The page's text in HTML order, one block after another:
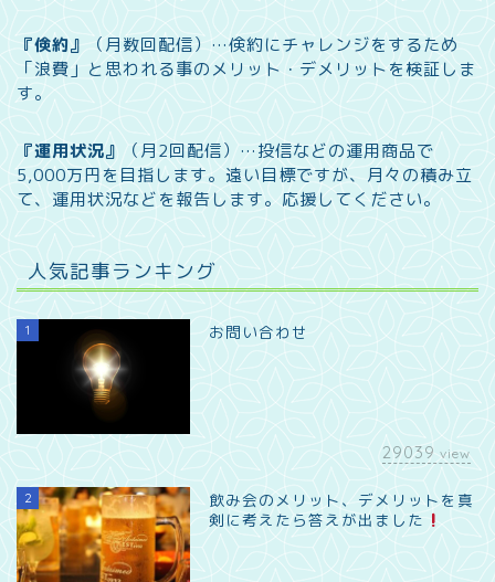
『倹約』 （月数回配信）…倹約にチャレンジをするため
「浪費」と思われる事のメリット・デメリットを検証しま
す。
『運用状況』 （月2回配信）…投信などの運用商品で
5,000万円を目指します。遠い目標ですが、月々の積み立
て、運用状況などを報告します。 応援してください。
人気記事ランキング
1 お問い合わせ
29039 view
2
飲み会のメリット、デメリットを真
剣に考えたら答えが出ました